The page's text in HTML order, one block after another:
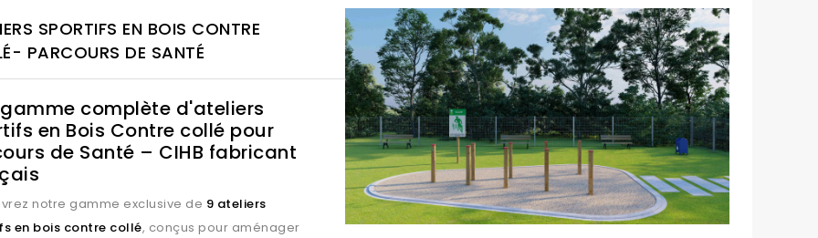
SPORTIFS EN BOIS CONTRE
PARCOURS DE SANTÉ
gamme complète d'ateliers
en Bois Contre collé pour
de Santé – CIHB fabricant
notre gamme exclusive de 9 ateliers
en bois contre collé, conçus pour aménager